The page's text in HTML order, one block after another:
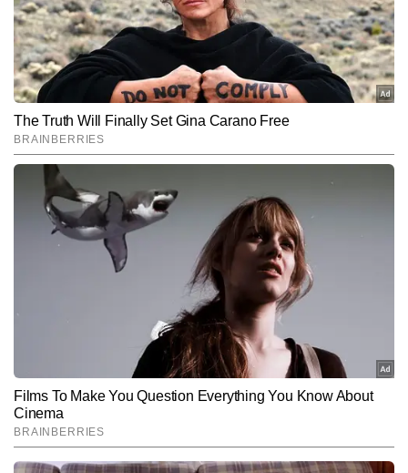
को सरल, विश्वसनीय और प्रभावी तरीके से पाठकों तक पहुंचाने के लिए जाने जाते
हैं। अब तक वे 22,000 से अधिक स्टोरीज लिख चुके हैं।
Follow Us:
Subscribe to our daily Newsletter!